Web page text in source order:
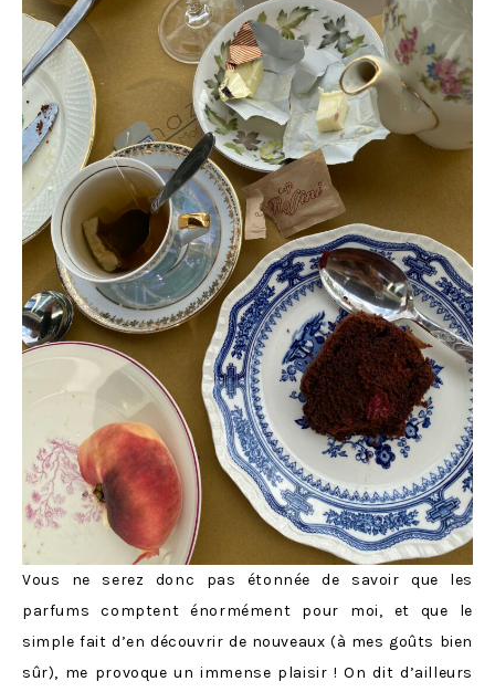
Vous ne serez donc pas étonnée de savoir que les
parfums comptent énormément pour moi, et que le
simple fait d’en découvrir de nouveaux (à mes goûts bien
sûr), me provoque un immense plaisir ! On dit d’ailleurs